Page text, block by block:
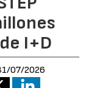
I+D
07/2026